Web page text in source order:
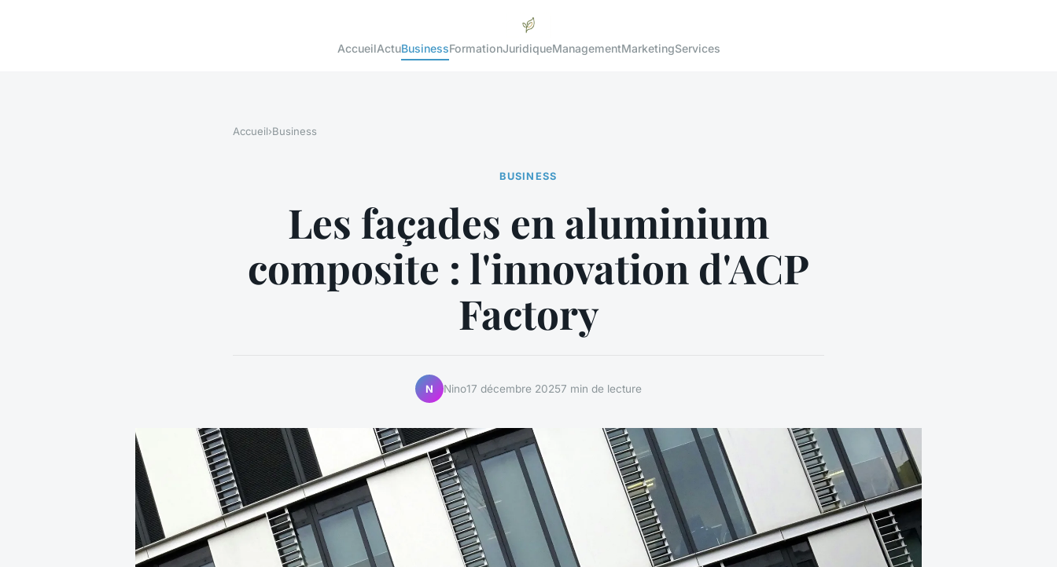
AccueilActuBusinessFormationJuridiqueManagementMarketingServices
Accueil›Business
BUSINESS
Les façades en aluminium
composite : l'innovation d'ACP
Factory
N Nino17 décembre 20257 min de lecture